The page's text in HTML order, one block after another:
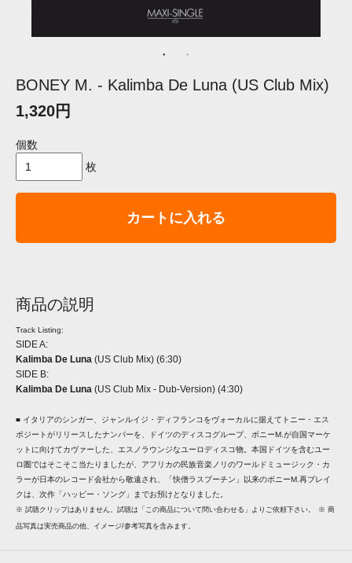
BONEY M. - Kalimba De Luna (US Club Mix)
1,320円
個数
枚
カートに入れる
商品の説明
Track Listing:
SIDE A:
Kalimba De Luna (US Club Mix) (6:30)
SIDE B:
Kalimba De Luna (US Club Mix - Dub-Version) (4:30)
■ イタリアのシンガー、ジャンルイジ・ディフランコをヴォーカルに据えてトニー・エス
ポジートがリリースしたナンバーを、ドイツのディスコグループ、ボニーM.が自国マーケ
ットに向けてカヴァーした、エスノラウンジなユーロディスコ物。本国ドイツを含むユー
ロ圏ではそこそこ当たりましたが、アフリカの民族音楽ノリのワールドミュージック・カ
ラーが日本のレコード会社から敬遠され、「快僧ラスプーチン」以来のボニーM.再ブレイ
クは、次作「ハッピー・ソング」までお預けとなりました。
※ 試聴クリップはありません。試聴は「この商品について問い合わせる」よりご依頼下さい。 ※ 商
品写真は実売商品の他、イメージ/参考写真を含みます。